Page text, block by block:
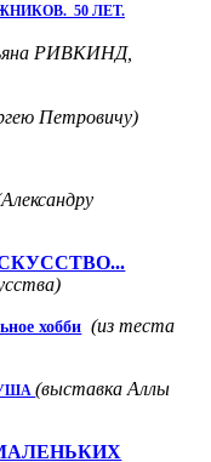
50 ЛЕТ.
РИВКИНД,
Петровичу)
хобби (из теста
(выставка Аллы